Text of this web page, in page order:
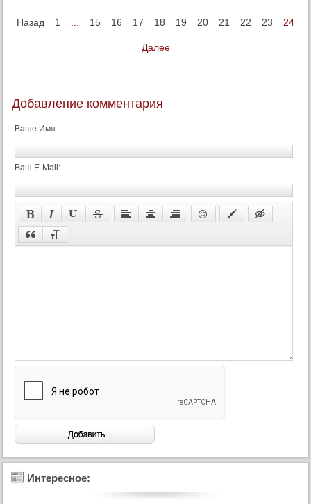
66 серия
67 серия
71 серия
76 серия
77 серия
78 серия
90 серия
Назад 1 15 16 17 18 19 20 21 22 23 24
Далее
Добавление комментария
Ваше Имя:
Ваш E-Mail:
Интересное: